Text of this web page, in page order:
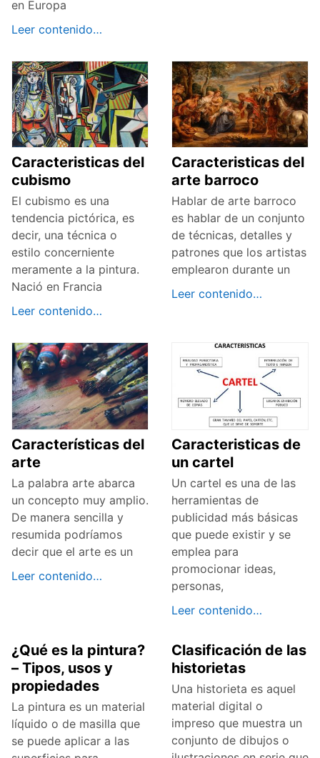
en Europa
Leer contenido…
Caracteristicas del
cubismo
El cubismo es una
tendencia pictórica, es
decir, una técnica o
estilo concerniente
meramente a la pintura.
Nació en Francia
Leer contenido…
Caracteristicas del
arte barroco
Hablar de arte barroco
es hablar de un conjunto
de técnicas, detalles y
patrones que los artistas
emplearon durante un
Leer contenido…
Características del
arte
La palabra arte abarca
un concepto muy amplio.
De manera sencilla y
resumida podríamos
decir que el arte es un
Leer contenido…
Caracteristicas de
un cartel
Un cartel es una de las
herramientas de
publicidad más básicas
que puede existir y se
emplea para
promocionar ideas,
personas,
Leer contenido…
¿Qué es la pintura?
– Tipos, usos y
propiedades
La pintura es un material
líquido o de masilla que
se puede aplicar a las
Clasificación de las
historietas
Una historieta es aquel
material digital o
impreso que muestra un
conjunto de dibujos o